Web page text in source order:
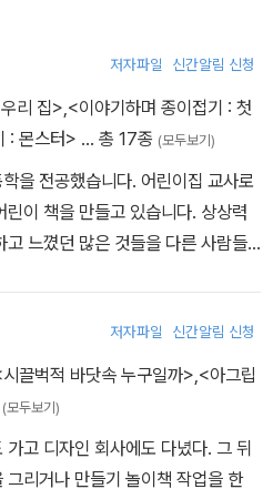
저자파일 신간알림 신청
리 집>,<이야기하며 종이접기 : 첫
: 몬스터> … 총 17종 (모두보기)
을 전공했습니다. 어린이집 교사로
이 책을 만들고 있습니다. 상상력
느꼈던 많은 것들을 다른 사람들
저자파일 신간알림 신청
끌벅적 바닷속 누구일까>,<아그립
(모두보기)
고 디자인 회사에도 다녔다. 그 뒤
리거나 만들기 놀이책 작업을 한